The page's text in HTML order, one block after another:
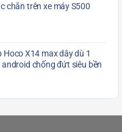
chắn trên xe máy S500
X14 max dây dù 1
chống đứt siêu bền